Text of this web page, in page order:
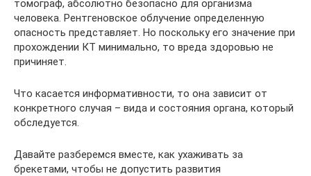
томограф, абсолютно безопасно для организма
человека. Рентгеновское облучение определенную
опасность представляет. Но поскольку его значение при
прохождении КТ минимально, то вреда здоровью не
причиняет.
Что касается информативности, то она зависит от
конкретного случая – вида и состояния органа, который
обследуется.
Давайте разберемся вместе, как ухаживать за
брекетами, чтобы не допустить развития